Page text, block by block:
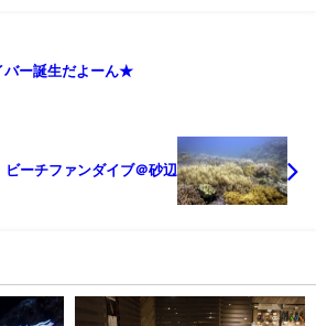
ー誕生だよーん★
ビーチファンダイブ＠砂辺